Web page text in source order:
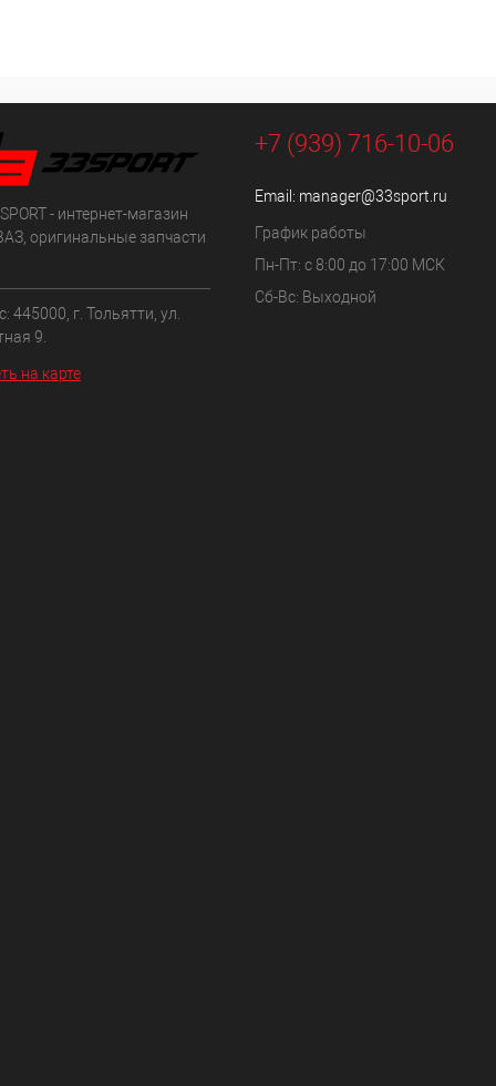
- интернет-магазин
оригинальные запчасти
445000, г. Тольятти, ул.
9.
на карте
+7 (939) 716-10-06
Email: manager@33sport.ru
График работы
Пн-Пт: с 8:00 до 17:00 МСК
Сб-Вс: Выходной